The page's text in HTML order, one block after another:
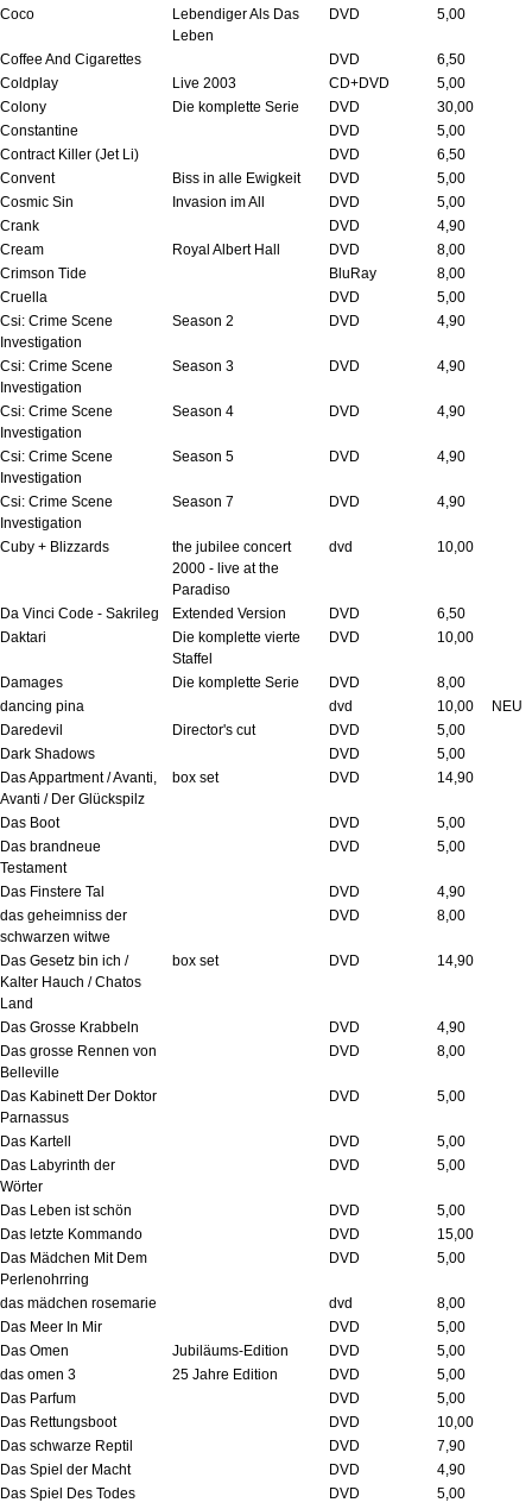
Coco
Lebendiger Als Das
Leben
DVD 5,00
Coffee And Cigarettes DVD
6,50
Coldplay
Live 2003 CD+DVD
5,00
Colony
Die komplette Serie DVD
30,00
Constantine
DVD
5,00
Contract Killer (Jet Li)
DVD
6,50
Convent
Biss in alle Ewigkeit DVD
5,00
Cosmic Sin
Invasion im All DVD
5,00
Crank
DVD
4,90
Cream
Royal Albert Hall DVD
8,00
Crimson Tide
BluRay
8,00
Cruella
DVD
5,00
Csi: Crime Scene
Investigation
Season 2 DVD 4,90
Csi: Crime Scene
Investigation
Season 3 DVD 4,90
Csi: Crime Scene
Investigation
Season 4 DVD 4,90
Csi: Crime Scene
Investigation
Season 5 DVD 4,90
Csi: Crime Scene
Investigation
Season 7 DVD 4,90
Cuby + Blizzards
the jubilee concert
2000 - live at the
Paradiso
dvd 10,00
Da Vinci Code - Sakrileg Extended Version DVD
6,50
Daktari
Die komplette vierte
Staffel
DVD 10,00
Damages Die komplette Serie DVD
8,00
dancing pina
dvd 10,00
NEU
Daredevil
Director's cut DVD
5,00
Dark Shadows
DVD
5,00
Das Appartment / Avanti,
Avanti / Der Glückspilz
box set DVD 14,90
Das Boot DVD
5,00
Das brandneue
Testament
DVD 5,00
Das Finstere Tal DVD
4,90
das geheimniss der
schwarzen witwe
DVD 8,00
Das Gesetz bin ich /
Kalter Hauch / Chatos
Land
box set DVD 14,90
Das Grosse Krabbeln DVD
4,90
Das grosse Rennen von
Belleville
DVD 8,00
Das Kabinett Der Doktor
Parnassus
DVD 5,00
Das Kartell DVD
5,00
Das Labyrinth der
Wörter
DVD 5,00
Das Leben ist schön DVD
5,00
Das letzte Kommando
DVD
15,00
Das Mädchen Mit Dem
Perlenohrring
DVD 5,00
das mädchen rosemarie dvd
8,00
Das Meer In Mir
DVD
5,00
Das Omen
Jubiläums-Edition DVD
5,00
das omen 3
25 Jahre Edition DVD
5,00
Das Parfum
DVD
5,00
Das Rettungsboot
DVD
10,00
Das schwarze Reptil
DVD
7,90
Das Spiel der Macht
DVD
4,90
Das Spiel Des Todes
DVD
5,00